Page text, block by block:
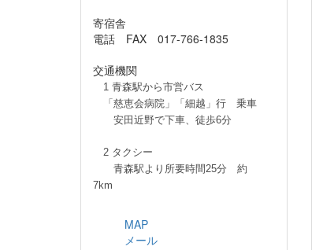
寄宿舎
電話 FAX 017-766-1835
交通機関
1 青森駅から市営バス
「慈恵会病院」「細越」行 乗車
安田近野で下車、徒歩6分
2 タクシー
青森駅より所要時間25分 約
7km
MAP
メール